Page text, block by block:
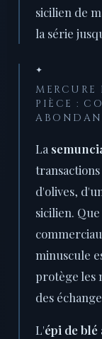
sicilien de
la série
✦
MERCURE
PIÈCE :
La
d'olives,
sicilien. Que
minuscule
protège les
des
L'épi de blé